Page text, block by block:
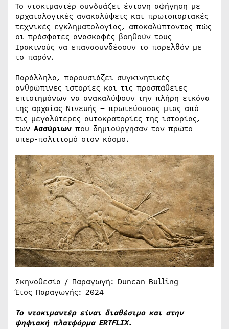
Το ντοκιμαντέρ συνδυάζει έντονη αφήγηση με
αρχαιολογικές ανακαλύψεις και πρωτοποριακές
τεχνικές εγκληματολογίας, αποκαλύπτοντας πώς
οι πρόσφατες ανασκαφές βοηθούν τους
Ιρακινούς να επανασυνδέσουν το παρελθόν με
το παρόν.
Παράλληλα, παρουσιάζει συγκινητικές
ανθρώπινες ιστορίες και τις προσπάθειες
επιστημόνων να ανακαλύψουν την πλήρη εικόνα
της αρχαίας Νινευής – πρωτεύουσας μιας από
τις μεγαλύτερες αυτοκρατορίες της ιστορίας,
των Ασσύριων που δημιούργησαν τον πρώτο
υπερ-πολιτισμό στον κόσμο.
Σκηνοθεσία / Παραγωγή: Duncan Bulling
Έτος Παραγωγής: 2024
Το ντοκιμαντέρ είναι διαθέσιμο και στην
ψηφιακή πλατφόρμα ERTFLIX.